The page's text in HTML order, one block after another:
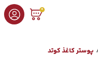
0
پوستر کاغذ کوتد